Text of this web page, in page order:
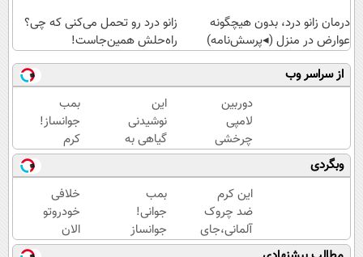
درمان زانو درد، بدون هیچگونه
عوارض در منزل (◂پرسش‌نامه)
زانو درد رو تحمل می‌کنی که چی؟
راه‌حلش همین‌جاست!
از سراسر وب
دوربین
لامپی
چرخشی
360
درجه
فقط
امروز
حراج
شد🔥
این
نوشیدنی
گیاهی به
علت
استقبال بی
شمار مردم
کمیاب
شد(سفارش
فوری)
بمب
جوانساز!
کرم
بوتاکس
جلبک
اسپیرولینا50%تخفیف
وبگردی
این کرم
ضد چروک
آلمانی،جای
بوتاکس رو
بمب
جوانی!
جوانساز
جلبک
خلافی
خودروتو
الان
ببین، با